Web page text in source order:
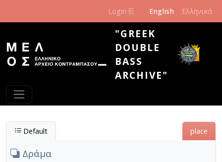
Login English Ελληνικά
"GREEK
DOUBLE
BASS
ARCHIVE"
Default place
Δράμα